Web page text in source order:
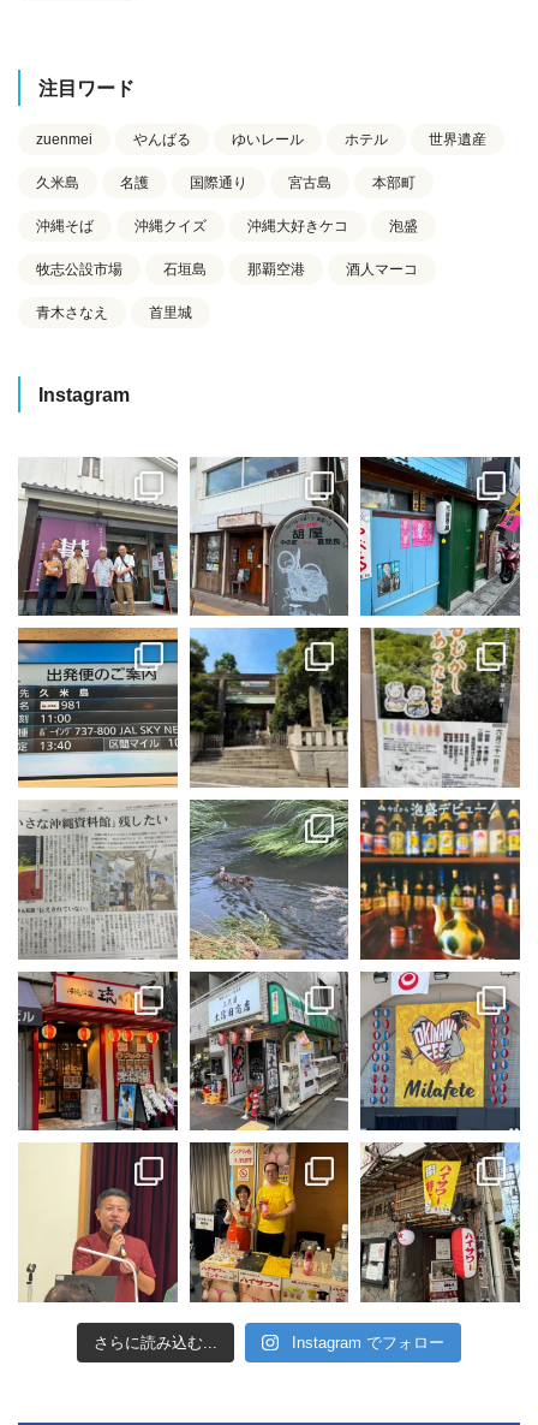
注目ワード
zuenmei やんばる ゆいレール ホテル 世界遺産
久米島 名護 国際通り 宮古島 本部町
沖縄そば 沖縄クイズ 沖縄大好きケコ 泡盛
牧志公設市場 石垣島 那覇空港 酒人マーコ
青木さなえ 首里城
Instagram
さらに読み込む... Instagram でフォロー